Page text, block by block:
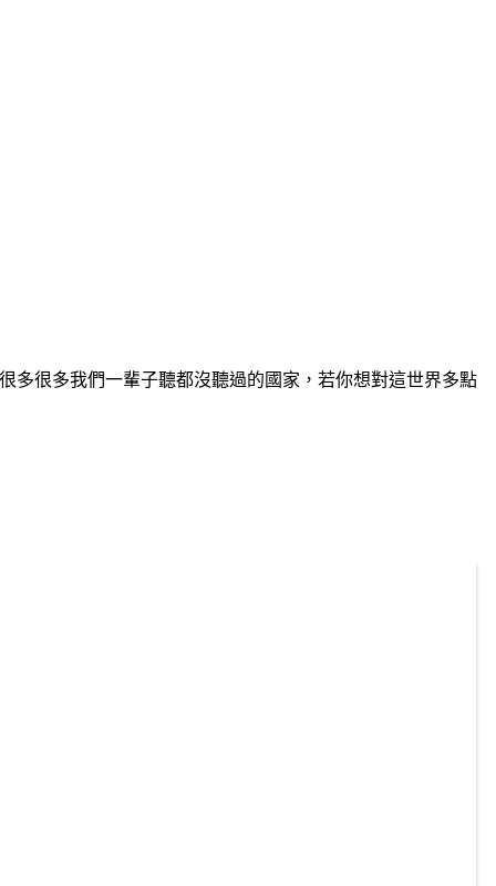
多很多我們一輩子聽都沒聽過的國家，若你想對這世界多點